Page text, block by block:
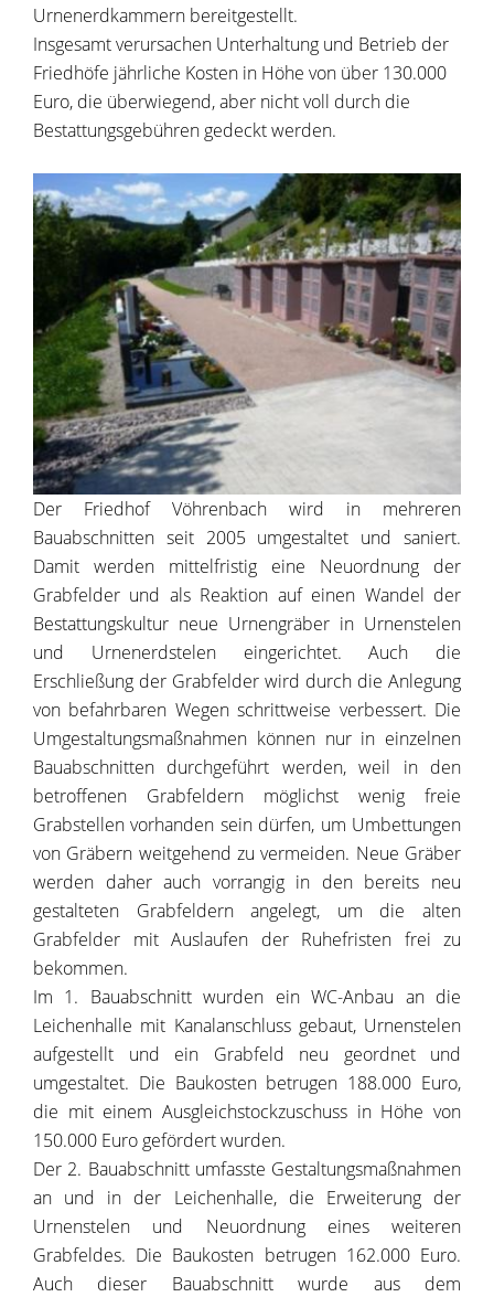
Urnenerdkammern bereitgestellt.
Insgesamt verursachen Unterhaltung und Betrieb der
Friedhöfe jährliche Kosten in Höhe von über 130.000
Euro, die überwiegend, aber nicht voll durch die
Bestattungsgebühren gedeckt werden.
Der Friedhof Vöhrenbach wird in mehreren
Bauabschnitten seit 2005 umgestaltet und saniert.
Damit werden mittelfristig eine Neuordnung der
Grabfelder und als Reaktion auf einen Wandel der
Bestattungskultur neue Urnengräber in Urnenstelen
und Urnenerdstelen eingerichtet. Auch die
Erschließung der Grabfelder wird durch die Anlegung
von befahrbaren Wegen schrittweise verbessert. Die
Umgestaltungsmaßnahmen können nur in einzelnen
Bauabschnitten durchgeführt werden, weil in den
betroffenen Grabfeldern möglichst wenig freie
Grabstellen vorhanden sein dürfen, um Umbettungen
von Gräbern weitgehend zu vermeiden. Neue Gräber
werden daher auch vorrangig in den bereits neu
gestalteten Grabfeldern angelegt, um die alten
Grabfelder mit Auslaufen der Ruhefristen frei zu
bekommen.
Im 1. Bauabschnitt wurden ein WC-Anbau an die
Leichenhalle mit Kanalanschluss gebaut, Urnenstelen
aufgestellt und ein Grabfeld neu geordnet und
umgestaltet. Die Baukosten betrugen 188.000 Euro,
die mit einem Ausgleichstockzuschuss in Höhe von
150.000 Euro gefördert wurden.
Der 2. Bauabschnitt umfasste Gestaltungsmaßnahmen
an und in der Leichenhalle, die Erweiterung der
Urnenstelen und Neuordnung eines weiteren
Grabfeldes. Die Baukosten betrugen 162.000 Euro.
Auch dieser Bauabschnitt wurde aus dem